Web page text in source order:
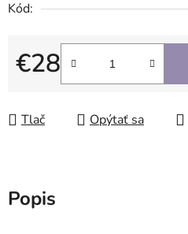
Kód:
€28
Jednotková cena:
Tlač Opýtať sa
Popis